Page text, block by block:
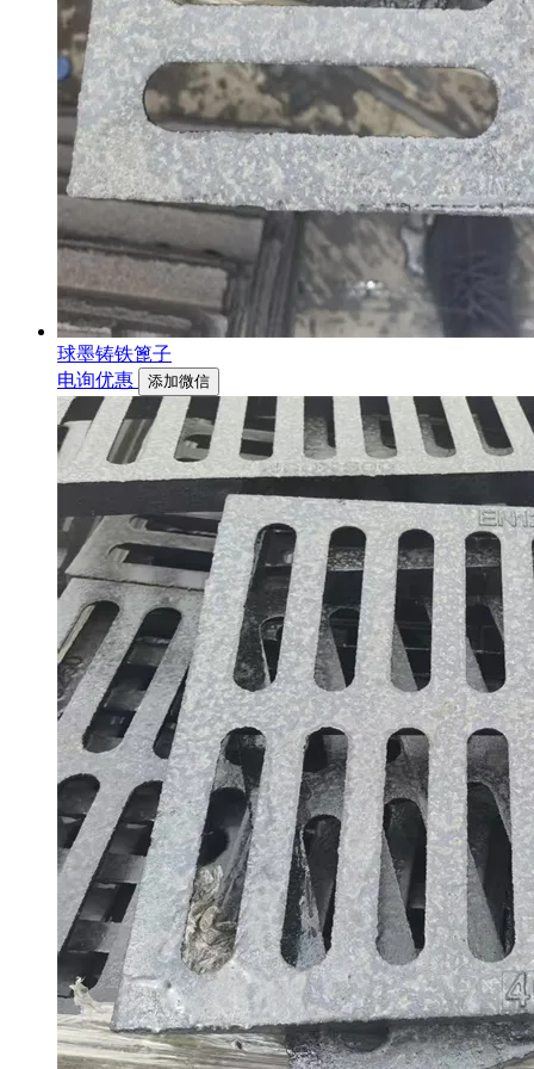
球墨铸铁篦子
电询优惠
添加微信